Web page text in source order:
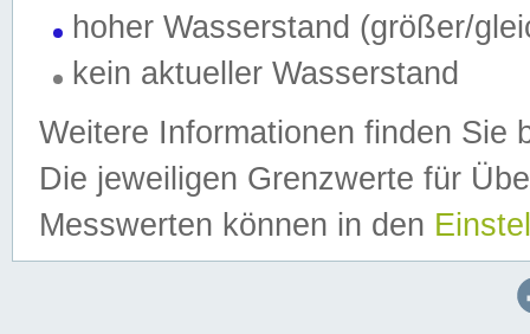
hoher Wasserstand (größer/
kein aktueller Wasserstand
Weitere Informationen finden Sie
Die jeweiligen Grenzwerte für
Messwerten können in den